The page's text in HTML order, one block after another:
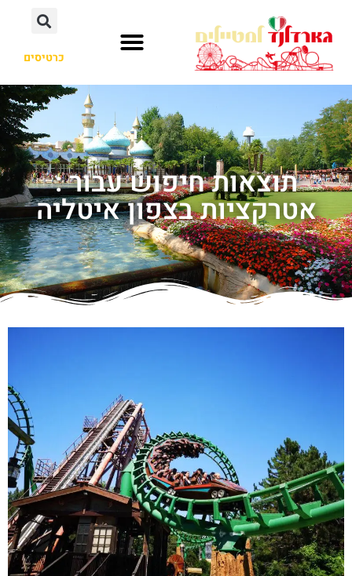
כרטיסים
תוצאות חיפוש עבור :
אטרקציות בצפון איטליה